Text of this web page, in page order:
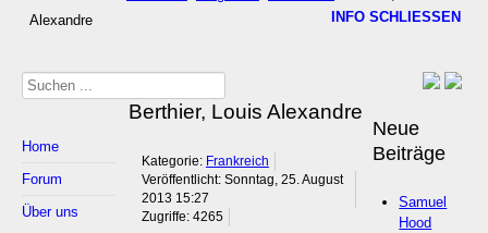
Alexandre
Suchen
Home
Forum
Über uns
Berthier, Louis Alexandre
Kategorie: Frankreich
Veröffentlicht: Sonntag, 25. August
2013 15:27
Zugriffe: 4265
INFO SCHLIESSEN
Neue
Beiträge
Samuel
Hood